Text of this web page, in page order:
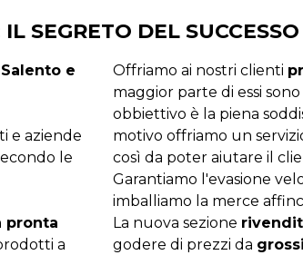
IL SEGRETO DEL SUCCESSO
e
e aziende
le
pronta
a
Offriamo ai nostri clienti
maggior parte di essi sono
obbiettivo è la piena
motivo offriamo un
così da poter aiutare il
Garantiamo l'evasione
imballiamo la merce
La nuova sezione
godere di prezzi da